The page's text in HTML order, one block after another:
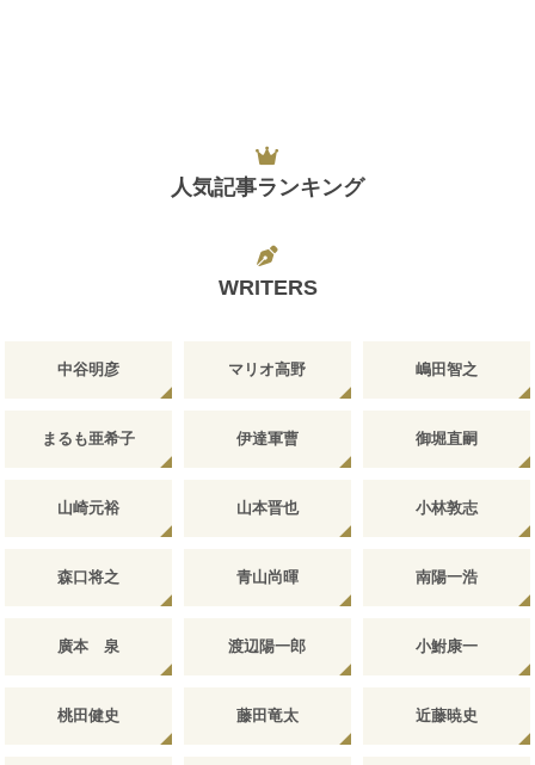
人気記事ランキング
WRITERS
中谷明彦 マリオ高野 嶋田智之
まるも亜希子 伊達軍曹 御堀直嗣
山崎元裕 山本晋也 小林敦志
森口将之 青山尚暉 南陽一浩
廣本 泉 渡辺陽一郎 小鮒康一
桃田健史 藤田竜太 近藤暁史